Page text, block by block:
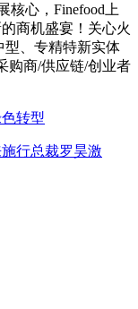
核心，Finefood上
商机盛宴！关心火
型、专精特新实体
购商/供应链/创业者
转型
行总裁罗昊激